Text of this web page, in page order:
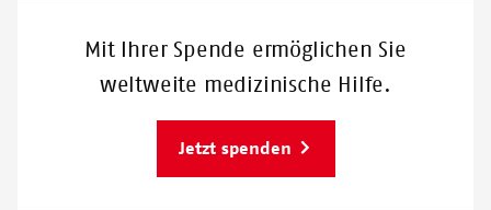
Mit Ihrer Spende ermöglichen Sie
weltweite medizinische Hilfe.
Jetzt spenden